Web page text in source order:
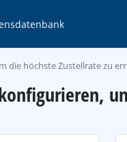
die höchste Zustellrate zu